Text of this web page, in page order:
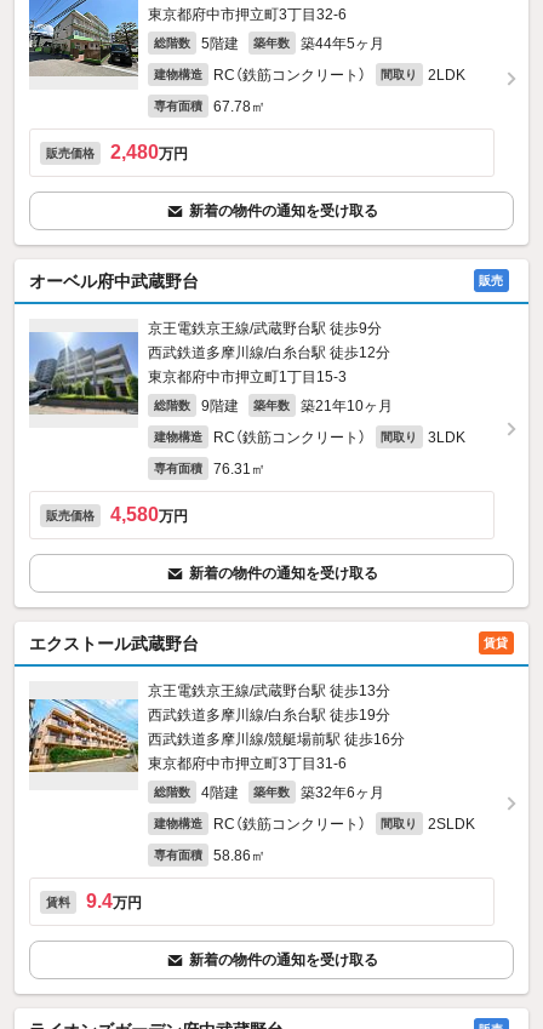
東京都府中市押立町3丁目32-6
総階数 5階建 築年数 築44年5ヶ月
建物構造 RC（鉄筋コンクリート） 間取り 2LDK
専有面積 67.78㎡
販売価格 2,480万円
新着の物件の通知を受け取る
オーベル府中武蔵野台 販売
京王電鉄京王線/武蔵野台駅 徒歩9分
西武鉄道多摩川線/白糸台駅 徒歩12分
東京都府中市押立町1丁目15-3
総階数 9階建 築年数 築21年10ヶ月
建物構造 RC（鉄筋コンクリート） 間取り 3LDK
専有面積 76.31㎡
販売価格 4,580万円
新着の物件の通知を受け取る
エクストール武蔵野台 賃貸
京王電鉄京王線/武蔵野台駅 徒歩13分
西武鉄道多摩川線/白糸台駅 徒歩19分
西武鉄道多摩川線/競艇場前駅 徒歩16分
東京都府中市押立町3丁目31-6
総階数 4階建 築年数 築32年6ヶ月
建物構造 RC（鉄筋コンクリート） 間取り 2SLDK
専有面積 58.86㎡
賃料 9.4万円
新着の物件の通知を受け取る